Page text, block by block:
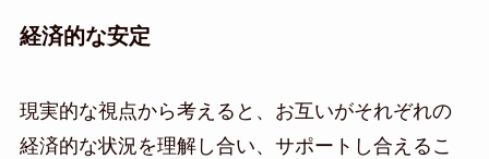
経済的な安定
現実的な視点から考えると、お互いがそれぞれの
経済的な状況を理解し合い、サポートし合えるこ